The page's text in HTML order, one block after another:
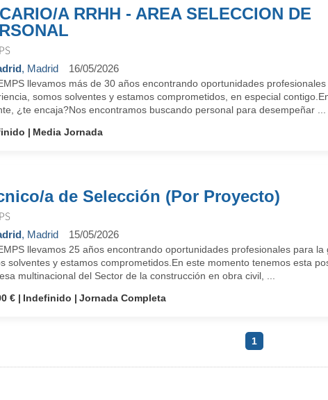
A RRHH - AREA SELECCION DE
, Madrid 16/05/2026
llevamos más de 30 años encontrando oportunidades
somos solventes y estamos comprometidos, en especial
¿te encaja?Nos encontramos buscando personal para desempeñar ...
Media Jornada
a de Selección (Por Proyecto)
, Madrid 15/05/2026
llevamos 25 años encontrando oportunidades profesionales para
solventes y estamos comprometidos.En este momento tenemos esta
multinacional del Sector de la construcción en obra civil, ...
€
Indefinido Jornada Completa
1